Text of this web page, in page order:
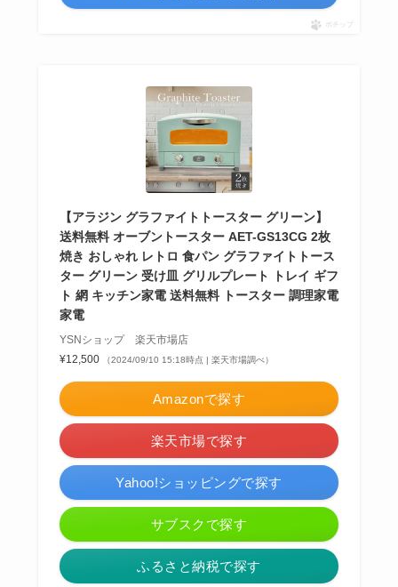
ポチップ
【アラジン グラファイトトースター グリーン】
送料無料 オーブントースター AET-GS13CG 2枚
焼き おしゃれ レトロ 食パン グラファイトトース
ター グリーン 受け皿 グリルプレート トレイ ギフ
ト 網 キッチン家電 送料無料 トースター 調理家電
家電
YSNショップ 楽天市場店
¥12,500
（2024/09/10 15:18時点 | 楽天市場調べ）
Amazonで探す
楽天市場で探す
Yahoo!ショッピングで探す
サブスクで探す
ふるさと納税で探す